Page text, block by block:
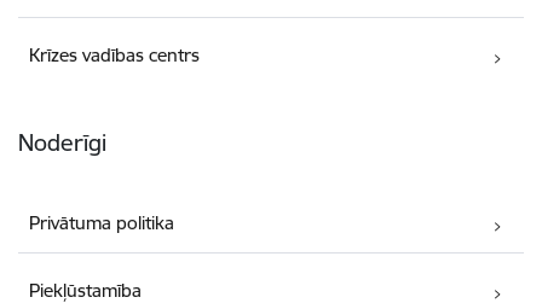
Krīzes vadības centrs
Noderīgi
Privātuma politika
Piekļūstamība